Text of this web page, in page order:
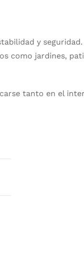
y seguridad.
como jardines,
tanto en el